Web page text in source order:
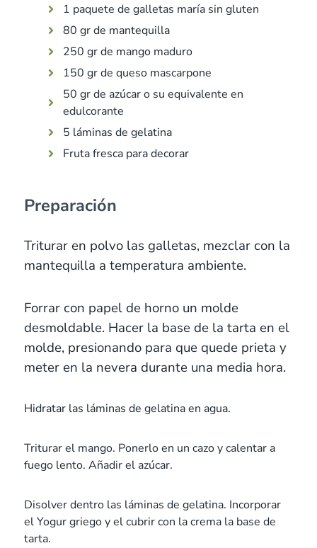
1 paquete de galletas maría sin gluten
80 gr de mantequilla
250 gr de mango maduro
150 gr de queso mascarpone
50 gr de azúcar o su equivalente en
edulcorante
5 láminas de gelatina
Fruta fresca para decorar
Preparación
Triturar en polvo las galletas, mezclar con la
mantequilla a temperatura ambiente.
Forrar con papel de horno un molde
desmoldable. Hacer la base de la tarta en el
molde, presionando para que quede prieta y
meter en la nevera durante una media hora.
Hidratar las láminas de gelatina en agua.
Triturar el mango. Ponerlo en un cazo y calentar a
fuego lento. Añadir el azúcar.
Disolver dentro las láminas de gelatina. Incorporar
el Yogur griego y el cubrir con la crema la base de
tarta.